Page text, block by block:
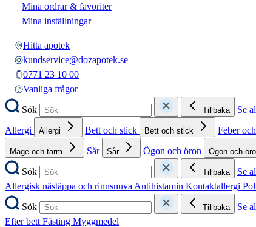
Mina ordrar & favoriter
Mina inställningar
Hitta apotek
kundservice@dozapotek.se
0771 23 10 00
Vanliga frågor
Sök
Tillbaka
Se
Allergi
Allergi Bett och stick Bett och stick Feber
Mage och tarm Sår Sår Ögon och öron Ögon och
Sök Tillbaka
Se
Allergisk nästäppa och rinnsnuva Antihistamin Kontaktallergi
Sök
Tillbaka
Se
Efter bett Fästing Myggmedel